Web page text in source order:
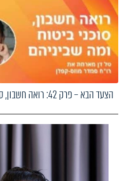
הצעד הבא – פרק 42: רואה חשבון, סוכני ביטוח ומה שביניהם